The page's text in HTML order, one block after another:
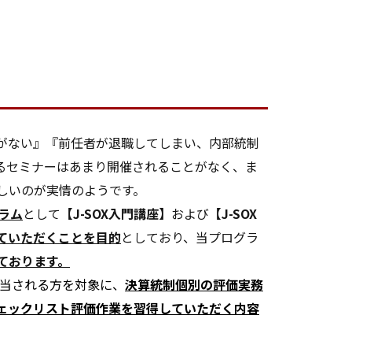
い』『前任者が退職してしまい、内部統制
ミナーはあまり開催されることがなく、ま
のが実情のようです。
ムとして 【J-SOX入門講座】 および 【J-SOX
いただくことを目的としており、当プログラ
ります。
される方を対象に、 決算統制個別の評価実務
ックリスト評価作業を習得していただく内容